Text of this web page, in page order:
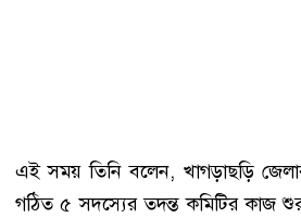
এই সময় তিনি বলেন, খাগড়াছড়ি
গঠিত ৫ সদস্যের তদন্ত কমিটির কাজ